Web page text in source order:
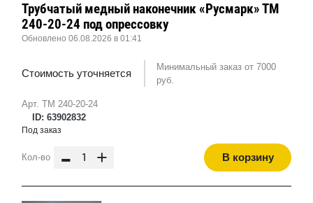
Арт. ТМ 240-20-24
ID: 63902832
Трубчатый медный наконечник «Русмарк» ТМ
240-20-24 под опрессовку
Обновлено 06.08.2026 в 01:41
Стоимость уточняется
Минимальный заказ от 7000
руб.
Под заказ
Кол-во - + В корзину